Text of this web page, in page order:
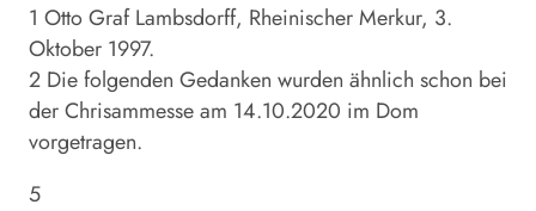
1 Otto Graf Lambsdorff, Rheinischer Merkur, 3.
Oktober 1997.
2 Die folgenden Gedanken wurden ähnlich schon bei
der Chrisammesse am 14.10.2020 im Dom
vorgetragen.
5